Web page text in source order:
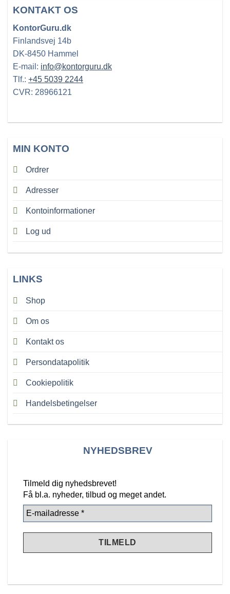
KONTAKT OS
KontorGuru.dk
Finlandsvej 14b
DK-8450 Hammel
E-mail: info@kontorguru.dk
Tlf.: +45 5039 2244
CVR: 28966121
MIN KONTO
Ordrer
Adresser
Kontoinformationer
Log ud
LINKS
Shop
Om os
Kontakt os
Persondatapolitik
Cookiepolitik
Handelsbetingelser
NYHEDSBREV
Tilmeld dig nyhedsbrevet!
Få bl.a. nyheder, tilbud og meget andet.